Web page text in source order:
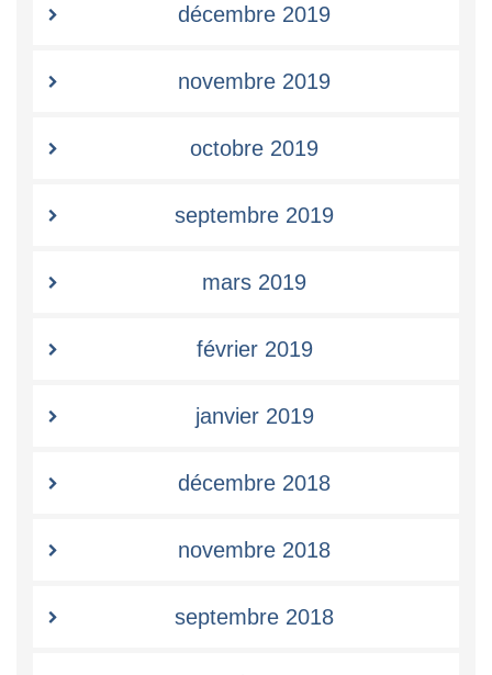
décembre 2019
novembre 2019
octobre 2019
septembre 2019
mars 2019
février 2019
janvier 2019
décembre 2018
novembre 2018
septembre 2018